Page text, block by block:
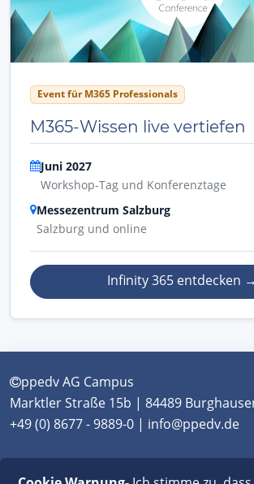
Event für M365 Professionals
M365-Wissen live vertiefen
Juni 2027
Workshop-Tag und Konferenztage
Messezentrum Salzburg
Salzburg und online
Infinity 365 entdecken →
ppedv AG Campus
Marktler Straße 15b | 84489
+49 (0) 8677 - 9889-0 | info@ppedv.de